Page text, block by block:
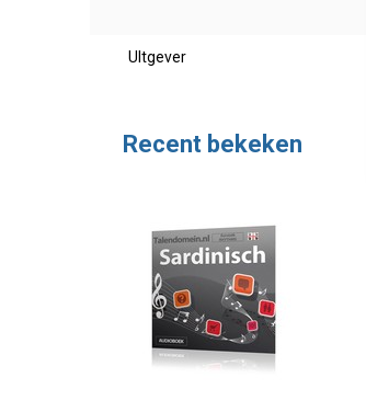
UItgever
Recent bekeken